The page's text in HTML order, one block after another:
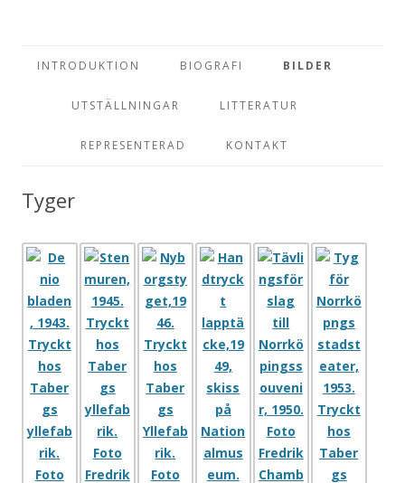
INTRODUKTION BIOGRAFI BILDER
UTSTÄLLNINGAR LITTERATUR
REPRESENTERAD KONTAKT
Tyger